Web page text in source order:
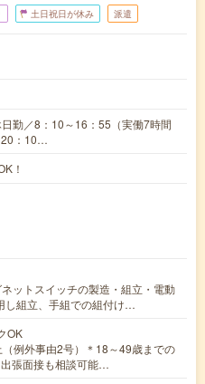
土日祝日が休み 派遣
日勤／8：10～16：55（実働7時間
20：10…
！
ットスイッチの製造・組立・電動
し組立、手組での組付け…
OK
例外事由2号）＊18～49歳までの
張面接も相談可能…